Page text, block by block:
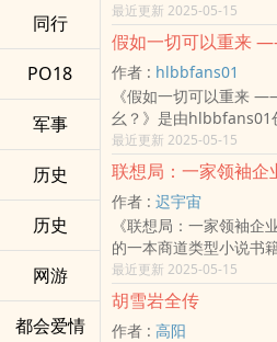
同行
PO18
军事
历史
历史
网游
都会爱情
最近更新 2025-05-15
作者 : hlbbfans01
《假如一切可以重来
幺？》是由hlbbfans01
籍。
最近更新 2025-05-15
联想局：一家领袖企
作者 : 迟宇宙
《联想局：一家领袖企
的一本商道类型小说书籍
最近更新 2025-05-15
胡雪岩全传
作者 : 高阳